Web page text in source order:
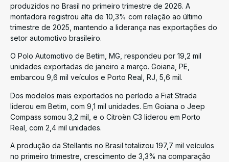
produzidos no Brasil no primeiro trimestre de 2026. A
montadora registrou alta de 10,3% com relação ao último
trimestre de 2025, mantendo a liderança nas exportações do
setor automotivo brasileiro.
O Polo Automotivo de Betim, MG, respondeu por 19,2 mil
unidades exportadas de janeiro a março. Goiana, PE,
embarcou 9,6 mil veículos e Porto Real, RJ, 5,6 mil.
Dos modelos mais exportados no período a Fiat Strada
liderou em Betim, com 9,1 mil unidades. Em Goiana o Jeep
Compass somou 3,2 mil, e o Citroën C3 liderou em Porto
Real, com 2,4 mil unidades.
A produção da Stellantis no Brasil totalizou 197,7 mil veículos
no primeiro trimestre, crescimento de 3,3% na comparação